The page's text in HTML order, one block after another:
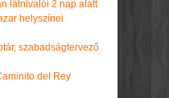
látnivalói 2 nap alatt
helyszínei
szabadságtervező
del Rey